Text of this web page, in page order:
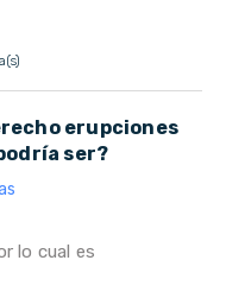
erupciones
ser?
lo cual es